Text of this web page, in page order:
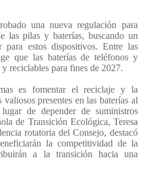
una nueva regulación para
las pilas y baterías, buscando un
estos dispositivos. Entre las
que las baterías de teléfonos y
reciclables para fines de 2027.
es fomentar el reciclaje y la
presentes en las baterías al
de depender de suministros
de Transición Ecológica, Teresa
rotatoria del Consejo, destacó
la competitividad de la
a la transición hacia una